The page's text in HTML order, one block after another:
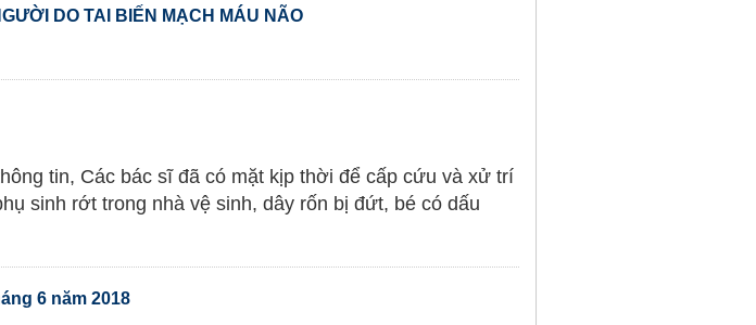
- TỔ CHỨC CÁN BỘ
liệu - Phục hồi chức năng
Thuốc
DO TAI BIẾN MẠCH MÁU NÃO
tin, Các bác sĩ đã có mặt kịp thời để cấp cứu và xử trí
sinh rớt trong nhà vệ sinh, dây rốn bị đứt, bé có dấu
6 năm 2018